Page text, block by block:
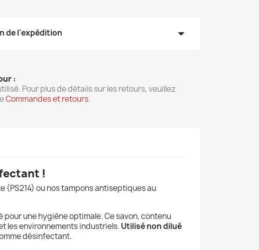
de l'expédition arrow_drop_down
:
Pour plus de détails sur les retours, veuillez
Commandes et retours.
!
(PS214) ou nos tampons antiseptiques au
une hygiène optimale. Ce savon, contenu
les environnements industriels. Utilisé non dilué
désinfectant.